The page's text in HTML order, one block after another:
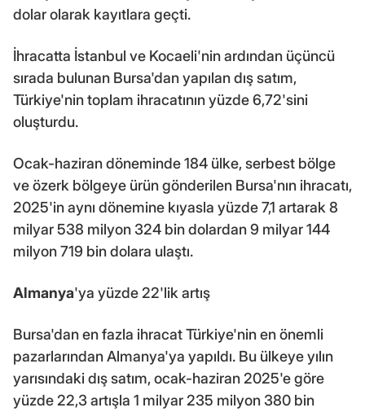
dolar olarak kayıtlara geçti.
İhracatta İstanbul ve Kocaeli'nin ardından üçüncü
sırada bulunan Bursa'dan yapılan dış satım,
Türkiye'nin toplam ihracatının yüzde 6,72'sini
oluşturdu.
Ocak-haziran döneminde 184 ülke, serbest bölge
ve özerk bölgeye ürün gönderilen Bursa'nın ihracatı,
2025'in aynı dönemine kıyasla yüzde 7,1 artarak 8
milyar 538 milyon 324 bin dolardan 9 milyar 144
milyon 719 bin dolara ulaştı.
Almanya'ya yüzde 22'lik artış
Bursa'dan en fazla ihracat Türkiye'nin en önemli
pazarlarından Almanya'ya yapıldı. Bu ülkeye yılın
yarısındaki dış satım, ocak-haziran 2025'e göre
yüzde 22,3 artışla 1 milyar 235 milyon 380 bin